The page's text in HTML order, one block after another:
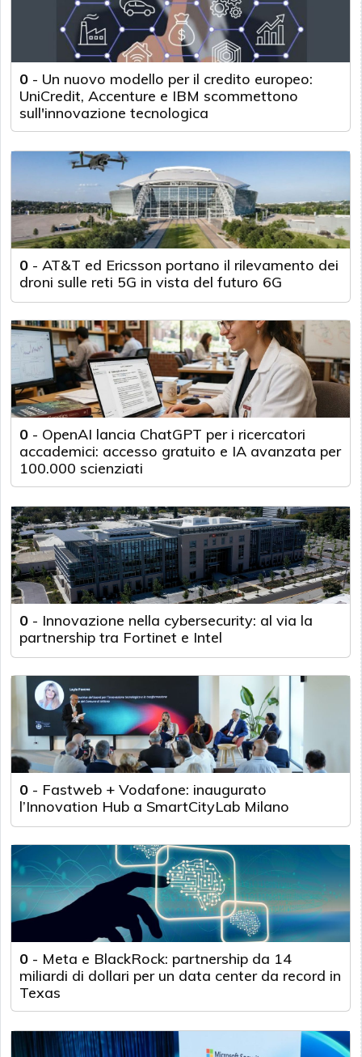
0 - Un nuovo modello per il credito europeo:
UniCredit, Accenture e IBM scommettono
sull'innovazione tecnologica
0 - AT&T ed Ericsson portano il rilevamento dei
droni sulle reti 5G in vista del futuro 6G
0 - OpenAI lancia ChatGPT per i ricercatori
accademici: accesso gratuito e IA avanzata per
100.000 scienziati
0 - Innovazione nella cybersecurity: al via la
partnership tra Fortinet e Intel
0 - Fastweb + Vodafone: inaugurato
l’Innovation Hub a SmartCityLab Milano
0 - Meta e BlackRock: partnership da 14
miliardi di dollari per un data center da record in
Texas